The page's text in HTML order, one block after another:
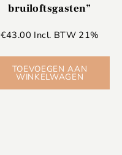
bruiloftsgasten”
€43.00 Incl. BTW 21%
TOEVOEGEN AAN
WINKELWAGEN